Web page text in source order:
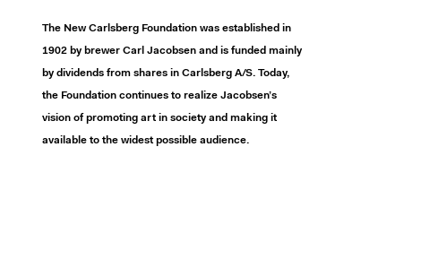
The New Carlsberg Foundation was established in
1902 by brewer Carl Jacobsen and is funded mainly
by dividends from shares in Carlsberg A/S. Today,
the Foundation continues to realize Jacobsen’s
vision of promoting art in society and making it
available to the widest possible audience.